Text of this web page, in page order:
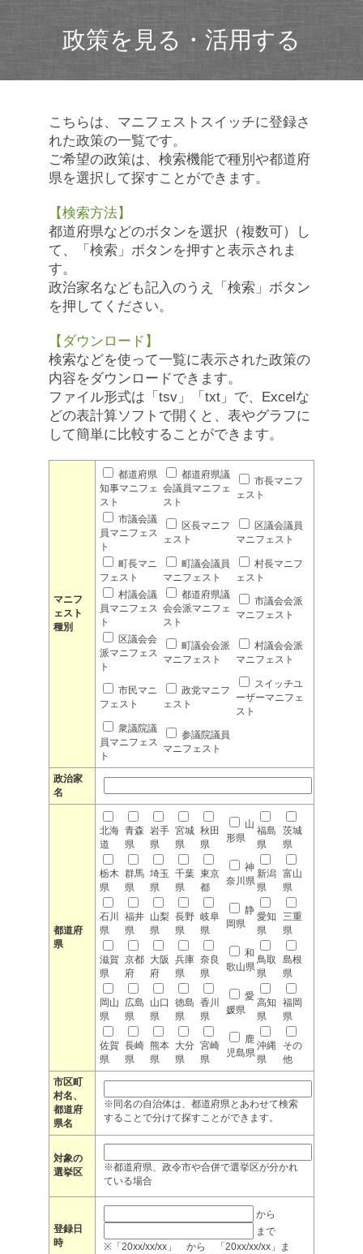
政策を見る・活用する
こちらは、マニフェストスイッチに登録さ
れた政策の一覧です。
ご希望の政策は、検索機能で種別や都道府
県を選択して探すことができます。
【検索方法】
都道府県などのボタンを選択（複数可）し
て、「検索」ボタンを押すと表示されま
す。
政治家名なども記入のうえ「検索」ボタン
を押してください。
【ダウンロード】
検索などを使って一覧に表示された政策の
内容をダウンロードできます。
ファイル形式は「tsv」「txt」で、Excelな
どの表計算ソフトで開くと、表やグラフに
して簡単に比較することができます。
マニフ
ェスト
種別
都道府県
知事マニフェ
スト
都道府県議
会議員マニフェ
スト
市長マニフ
ェスト
市議会議
員マニフェス
ト
区長マニフ
ェスト
区議会議員
マニフェスト
町長マニ
フェスト
町議会議員
マニフェスト
村長マニフ
ェスト
村議会議
員マニフェス
ト
都道府県議
会会派マニフェ
スト
市議会会派
マニフェスト
区議会会
派マニフェス
ト
町議会会派
マニフェスト
村議会会派
マニフェスト
市民マニ
フェスト
政党マニフ
ェスト
スイッチユ
ーザーマニフェ
スト
衆議院議
員マニフェス
ト
参議院議員
マニフェスト
政治家
名
都道府
県
北海
道
青森
県
岩手
県
宮城
県
秋田
県
山
形県
福島
県
茨城
県
栃木
県
群馬
県
埼玉
県
千葉
県
東京
都
神
奈川県
新潟
県
富山
県
石川
県
福井
県
山梨
県
長野
県
岐阜
県
静
岡県
愛知
県
三重
県
滋賀
県
京都
府
大阪
府
兵庫
県
奈良
県
和
歌山県
鳥取
県
島根
県
岡山
県
広島
県
山口
県
徳島
県
香川
県
愛
媛県
高知
県
福岡
県
佐賀
県
長崎
県
熊本
県
大分
県
宮崎
県
鹿
児島県
沖縄
県
その
他
市区町
村名、
都道府
県名
※同名の自治体は、都道府県とあわせて検索
することで分けて探すことができます。
対象の
選挙区
※都道府県、政令市や合併で選挙区が分かれ
ている場合
登録日
時
から
まで
※「20xx/xx/xx」 から 「20xx/xx/xx」ま